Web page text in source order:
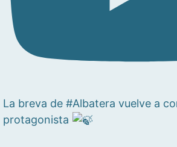
La breva de #Albatera vuelve a
protagonista